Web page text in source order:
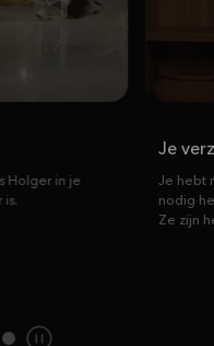
Holger in je
is.
Je
Je hebt
nodig
Ze zijn